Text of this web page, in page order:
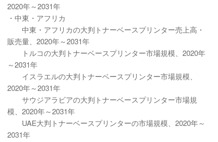
2020年～2031年
・中東・アフリカ
中東・アフリカの大判トナーベースプリンター売上高・
販売量、2020年～2031年
トルコの大判トナーベースプリンター市場規模、2020年
～2031年
イスラエルの大判トナーベースプリンター市場規模、
2020年～2031年
サウジアラビアの大判トナーベースプリンター市場規
模、2020年～2031年
UAE大判トナーベースプリンターの市場規模、2020年～
2031年